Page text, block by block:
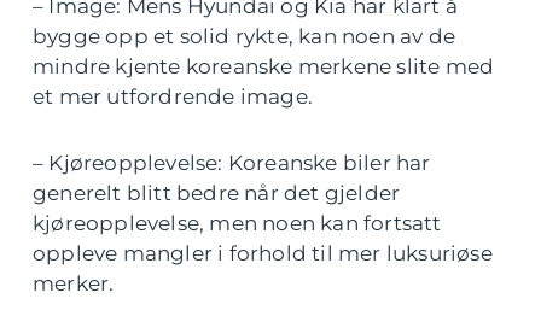
– Image: Mens Hyundai og Kia har klart å
bygge opp et solid rykte, kan noen av de
mindre kjente koreanske merkene slite med
et mer utfordrende image.
– Kjøreopplevelse: Koreanske biler har
generelt blitt bedre når det gjelder
kjøreopplevelse, men noen kan fortsatt
oppleve mangler i forhold til mer luksuriøse
merker.